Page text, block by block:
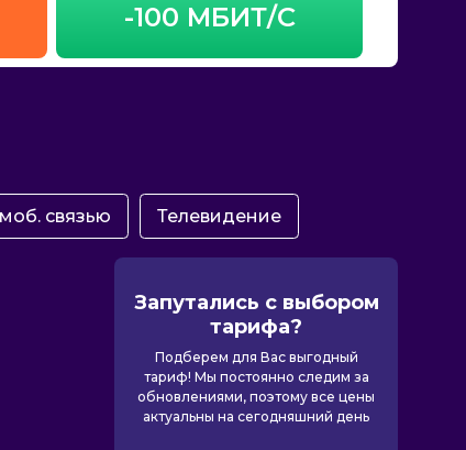
-100 МБИТ/С
связью Телевидение
Запутались с выбором
тарифа?
Подберем для Вас выгодный
тариф! Мы постоянно следим за
обновлениями, поэтому все цены
актуальны на сегодняшний день